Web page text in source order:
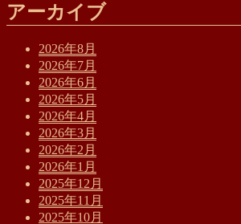
アーカイブ
2026年8月
2026年7月
2026年6月
2026年5月
2026年4月
2026年3月
2026年2月
2026年1月
2025年12月
2025年11月
2025年10月